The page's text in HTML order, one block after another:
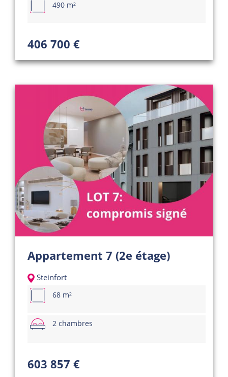
490 m²
406 700 €
Appartement 7 (2e étage)
Steinfort
68 m²
2 chambres
603 857 €